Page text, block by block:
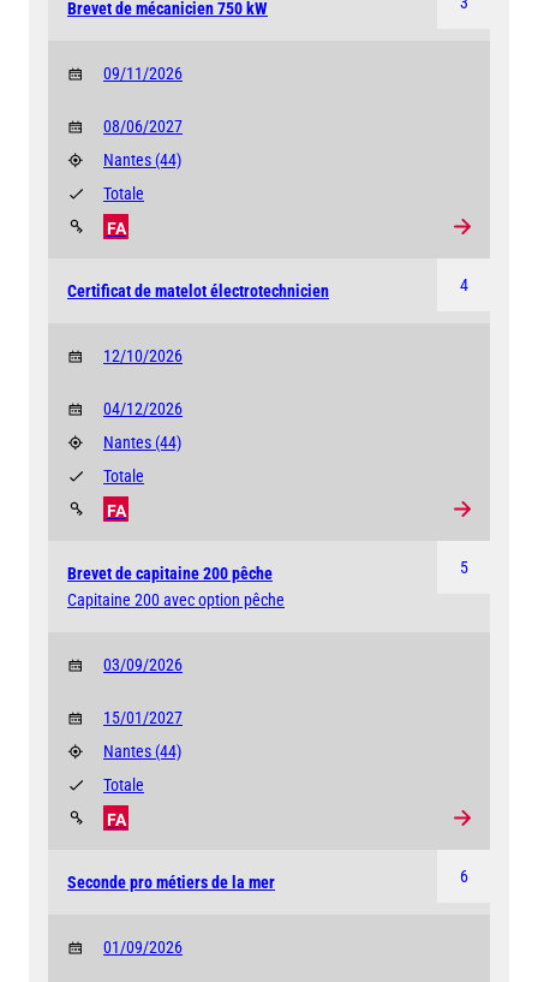
Brevet de mécanicien 750 kW
09/11/2026
08/06/2027
Nantes (44)
FA
Totale
4
Certificat de matelot électrotechnicien
12/10/2026
04/12/2026
Nantes (44)
FA
Totale
5
Brevet de capitaine 200 pêche
Capitaine 200 avec option pêche
03/09/2026
15/01/2027
Nantes (44)
FA
Totale
6
Seconde pro métiers de la mer
01/09/2026